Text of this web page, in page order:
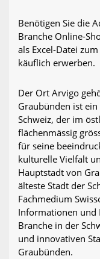
Benötigen Sie die
Branche Online-
als Excel-Datei
käuflich erwerben.
Der Ort Arvigo
Graubünden ist
Schweiz, der im
flächenmässig
für seine
kulturelle Vielfalt
Hauptstadt von
älteste Stadt der
Fachmedium
Informationen und
Branche in der
und innovativen
Graubünden.